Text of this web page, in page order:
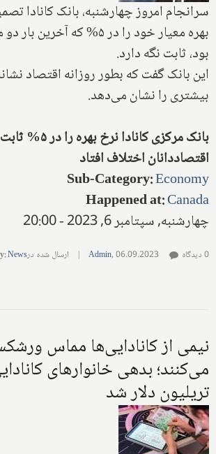
سرانجام امروز چهارشنبه، بانک کانادا
بهره معیار خود را در ۵% که
بود، ثابت نگه دارد.
این بانک گفت که بطور روزانه اقتصاد
بیشتری را نشان می‌دهد.
بانک مرکزی
اقتصاددانان اختلاف افتاد
Sub-Category:Economy
Happened at:Canada
چهارشنبه, سپتامبر 6, 2023 - 20:00
Admin,06.09.2023
| ارسال شده در :News 0 دیدگاه
نیمی از کانادایی‌ها مماس
تریلیون دلار شد